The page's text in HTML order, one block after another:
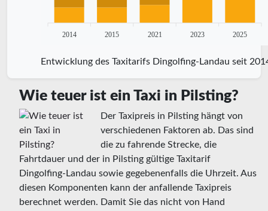
2014 2015 2021 2023 2025
Entwicklung des Taxitarifs Dingolfing-Landau seit
Wie teuer ist ein Taxi in Pilsting?
Der Taxipreis in Pilsting hängt von
verschiedenen Faktoren ab. Das sind
die zu fahrende Strecke, die
Fahrtdauer und der in Pilsting gültige Taxitarif
Dingolfing-Landau sowie gegebenenfalls die Uhrzeit. Aus
diesen Komponenten kann der anfallende Taxipreis
berechnet werden. Damit Sie das nicht von Hand